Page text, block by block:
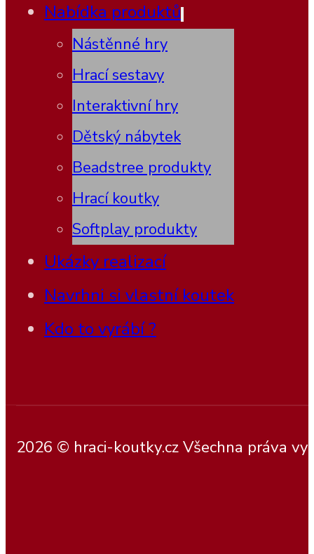
Nabídka produktů
Nástěnné hry
Hrací sestavy
Interaktivní hry
Dětský nábytek
Beadstree produkty
Hrací koutky
Softplay produkty
Ukázky realizací
Navrhni si vlastní koutek
Kdo to vyrábí ?
2026 © hraci-koutky.cz Všechna práva